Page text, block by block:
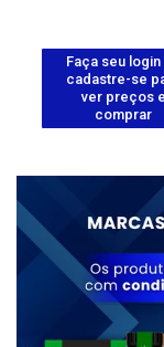
Faça seu login
cadastre-se
ver preços e
comprar